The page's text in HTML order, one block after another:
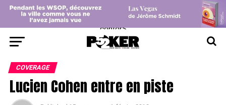
center>
COVERAGE
Lucien Cohen entre en piste